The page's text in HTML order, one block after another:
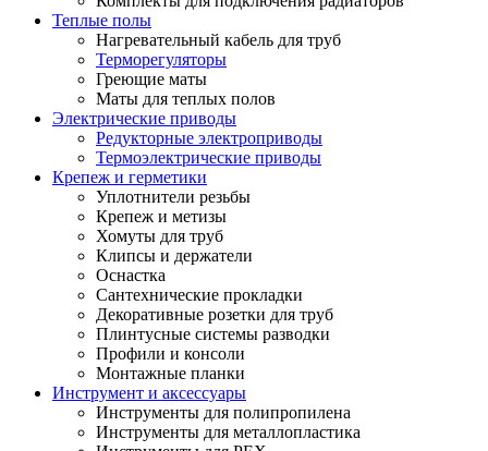
Теплые полы
Нагревательный кабель для труб
Терморегуляторы
Греющие маты
Маты для теплых полов
Электрические приводы
Редукторные электроприводы
Термоэлектрические приводы
Крепеж и герметики
Уплотнители резьбы
Крепеж и метизы
Хомуты для труб
Клипсы и держатели
Оснастка
Сантехнические прокладки
Декоративные розетки для труб
Плинтусные системы разводки
Профили и консоли
Монтажные планки
Инструмент и аксессуары
Инструменты для полипропилена
Инструменты для металлопластика